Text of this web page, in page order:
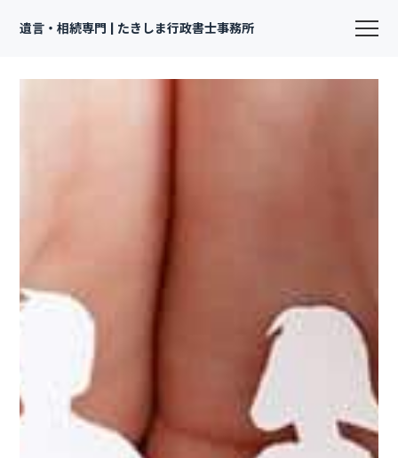
遺言・相続専門 | たきしま行政書士事務所